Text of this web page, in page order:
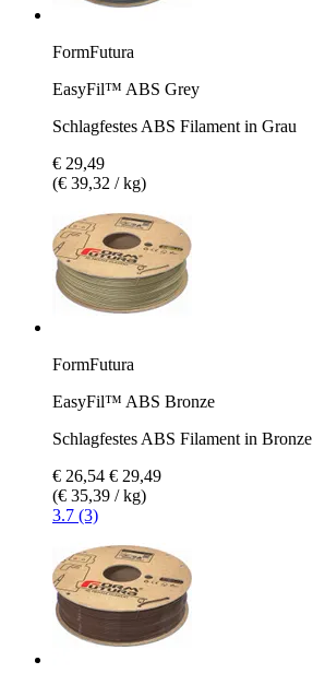
FormFutura
EasyFil™ ABS Grey
Schlagfestes ABS Filament in Grau
€ 29,49
(€ 39,32 / kg)
FormFutura
EasyFil™ ABS Bronze
Schlagfestes ABS Filament in Bronze
€ 26,54 € 29,49
(€ 35,39 / kg)
3.7 (3)